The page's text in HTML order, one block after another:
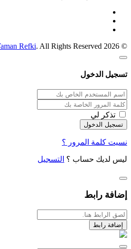
© 2026
Refki. All Rights Reserved
تسجيل الدخول
تذكر لي
نسيت كلمة المرور ؟
ليس لديك حساب ؟ التسجيل
إضافة رابط
إضافة رابط